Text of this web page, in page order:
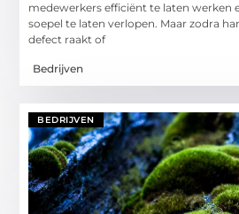
medewerkers efficiënt te laten werken
soepel te laten verlopen. Maar zodra
defect raakt of
Bedrijven
BEDRIJVEN